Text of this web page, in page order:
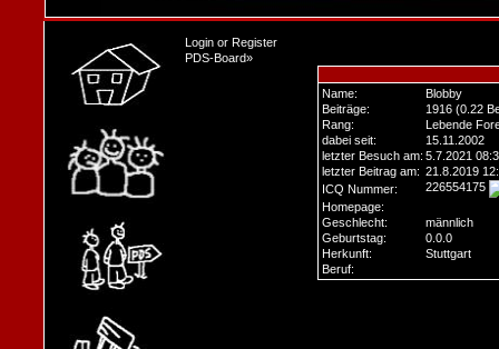
Login or Register
PDS-Board»
Name:
Blobby
Beiträge:
1916 (0.22
Rang:
Lebende
dabei seit:
15.11.2002
letzter Besuch am: 5.7.2021
letzter Beitrag am: 21.8.2019
ICQ Nummer:
226554175
Homepage:
Geschlecht:
männlich
Geburtstag:
0.0.0
Herkunft:
Stuttgart
Beruf: